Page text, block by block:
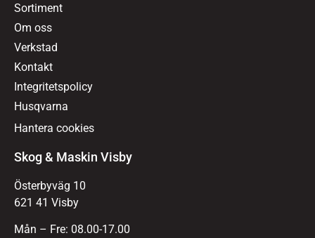
Sortiment
Om oss
Verkstad
Kontakt
Integritetspolicy
Husqvarna
Hantera cookies
Skog & Maskin Visby
Österbyväg 10
621 41 Visby
Mån – Fre: 08.00-17.00